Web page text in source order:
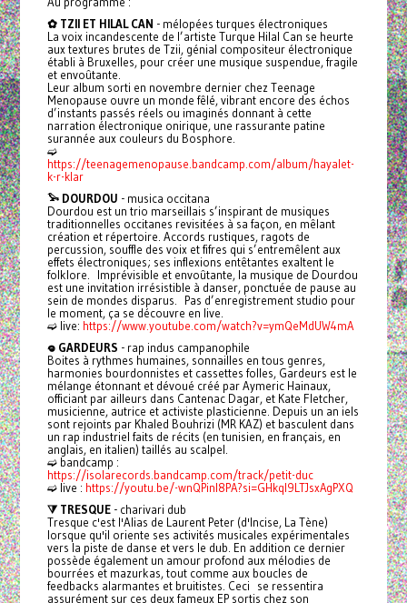
✿ TZII ET HILAL CAN - mélopées turques électroniques
La voix incandescente de l’artiste Turque Hilal Can se heurte
aux textures brutes de Tzii, génial compositeur électronique
établi à Bruxelles, pour créer une musique suspendue, fragile
et envoûtante.
Leur album sorti en novembre dernier chez Teenage
Menopause ouvre un monde fêlé, vibrant encore des échos
d’instants passés réels ou imaginés donnant à cette
narration électronique onirique, une rassurante patine
surannée aux couleurs du Bosphore.
➫
https://teenagemenopause.bandcamp.com/album/hayalet-
k-r-klar
𓅩 DOURDOU - musica occitana
Dourdou est un trio marseillais s’inspirant de musiques
traditionnelles occitanes revisitées à sa façon, en mêlant
création et répertoire. Accords rustiques, ragots de
percussion, souffle des voix et fifres qui s’entremêlent aux
effets électroniques; ses inflexions entêtantes exaltent le
folklore. Imprévisible et envoûtante, la musique de Dourdou
est une invitation irrésistible à danser, ponctuée de pause au
sein de mondes disparus. Pas d’enregistrement studio pour
le moment, ça se découvre en live.
➫ live: https://www.youtube.com/watch?v=ymQeMdUW4mA
𖦹 GARDEURS - rap indus campanophile
Boites à rythmes humaines, sonnailles en tous genres,
harmonies bourdonnistes et cassettes folles, Gardeurs est le
mélange étonnant et dévoué créé par Aymeric Hainaux,
officiant par ailleurs dans Cantenac Dagar, et Kate Fletcher,
musicienne, autrice et activiste plasticienne. Depuis un an iels
sont rejoints par Khaled Bouhrizi (MR KAZ) et basculent dans
un rap industriel faits de récits (en tunisien, en français, en
anglais, en italien) taillés au scalpel.
➫ bandcamp :
https://isolarecords.bandcamp.com/track/petit-duc
➫ live : https://youtu.be/-wnQPinl8PA?si=GHkql9LTJsxAgPXQ
⧩ TRESQUE- charivari dub
Tresque c'est l'Alias de Laurent Peter (d'Incise, La Tène)
lorsque qu'il oriente ses activités musicales expérimentales
vers la piste de danse et vers le dub. En addition ce dernier
possède également un amour profond aux mélodies de
bourrées et mazurkas, tout comme aux boucles de
feedbacks alarmantes et bruitistes. Ceci se ressentira
assurément sur ces deux fameux EP sortis chez son